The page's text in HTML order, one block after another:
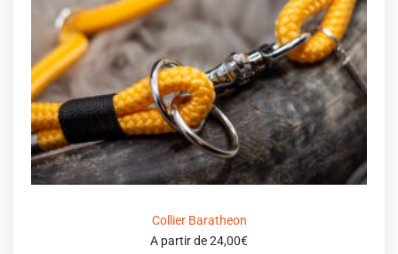
Collier Baratheon
A partir de24,00€